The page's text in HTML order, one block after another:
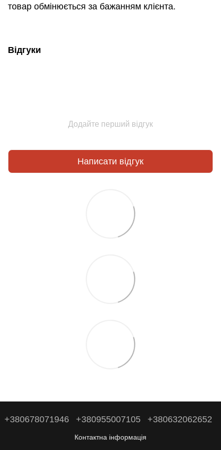
товар обмінюється за бажанням клієнта.
Відгуки
Додайте перший відгук
Написати відгук
+380678071946 +380955007105 +380632062652
Контактна інформація